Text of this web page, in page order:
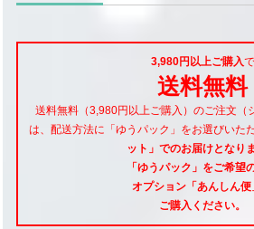
3,980円以上ご購入で
送料無料
送料無料（3,980円以上ご購入）のご注文（
は、配送方法に「ゆうパック」をお選びいた
ット」でのお届けとなりま
「ゆうパック」をご希望
オプション「あんしん便
ご購入ください。